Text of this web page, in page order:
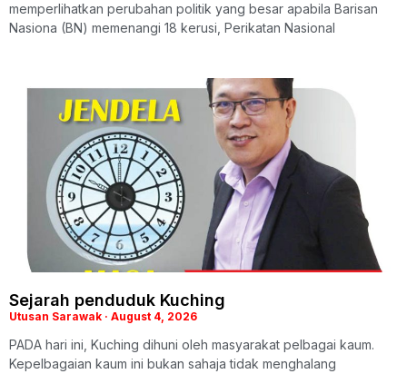
memperlihatkan perubahan politik yang besar apabila Barisan
Nasiona (BN) memenangi 18 kerusi, Perikatan Nasional
Sejarah penduduk Kuching
Utusan Sarawak August 4, 2026
PADA hari ini, Kuching dihuni oleh masyarakat pelbagai kaum.
Kepelbagaian kaum ini bukan sahaja tidak menghalang